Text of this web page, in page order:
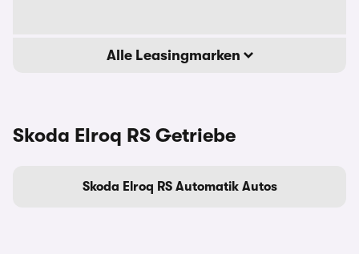
Alle Leasingmarken
Skoda Elroq RS Getriebe
Skoda Elroq RS Automatik Autos